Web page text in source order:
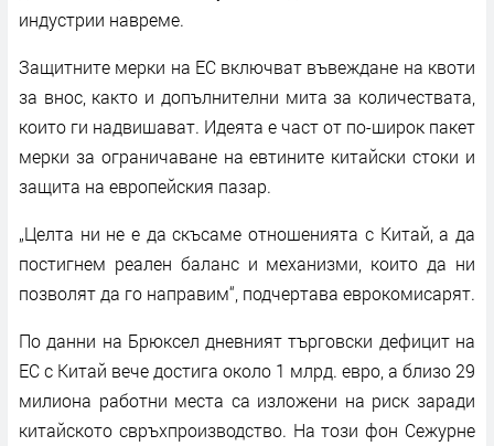
индустрии навреме.
Защитните мерки на ЕС включват въвеждане на квоти
за внос, както и допълнителни мита за количествата,
които ги надвишават. Идеята е част от по-широк пакет
мерки за ограничаване на евтините китайски стоки и
защита на европейския пазар.
„Целта ни не е да скъсаме отношенията с Китай, а да
постигнем реален баланс и механизми, които да ни
позволят да го направим“, подчертава еврокомисарят.
По данни на Брюксел дневният търговски дефицит на
ЕС с Китай вече достига около 1 млрд. евро, а близо 29
милиона работни места са изложени на риск заради
китайското свръхпроизводство. На този фон Сежурне